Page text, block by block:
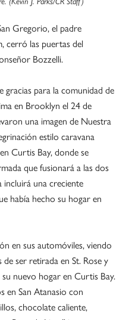
Gregorio, el padre
cerró las puertas del
Bozzelli.
gracias para la comunidad de
en Brooklyn el 24 de
una imagen de Nuestra
estilo caravana
Curtis Bay, donde se
que fusionará a las dos
incluirá una creciente
había hecho su hogar en
en sus automóviles, viendo
de ser retirada en St. Rose y
nuevo hogar en Curtis Bay.
en San Atanasio con
chocolate caliente,